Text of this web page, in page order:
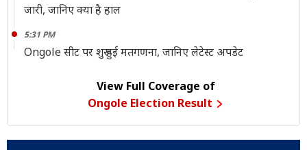
जारी, जानिए क्या है हाल
5:31 PM
Ongole सीट पर शुरू हुई मतगणना, जानिए लेटेस्ट अपडेट
View Full Coverage of
Ongole Election Result